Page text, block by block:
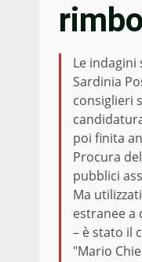
Le indagini
Sardinia
consiglieri
poi finita
Procura
pubblici
Ma
estranee a
– è stato il
"Mario